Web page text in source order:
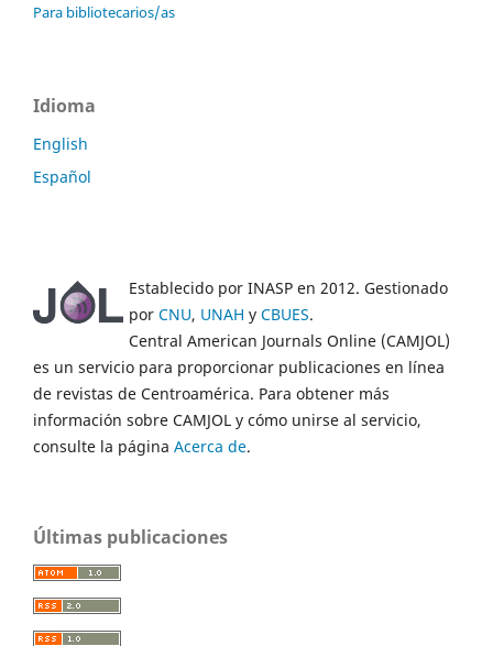
Para bibliotecarios/as
Idioma
English
Español
Establecido por INASP en 2012. Gestionado
por CNU, UNAH y CBUES.
Central American Journals Online (CAMJOL)
es un servicio para proporcionar publicaciones en línea
de revistas de Centroamérica. Para obtener más
información sobre CAMJOL y cómo unirse al servicio,
consulte la página Acerca de.
Últimas publicaciones